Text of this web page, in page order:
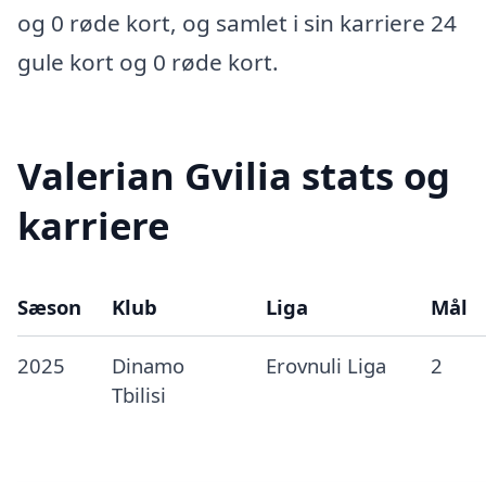
og 0 røde kort, og samlet i sin karriere 24
gule kort og 0 røde kort.
Valerian Gvilia stats og
karriere
Sæson Klub Liga Mål
2025
Dinamo
Tbilisi
Erovnuli Liga 2